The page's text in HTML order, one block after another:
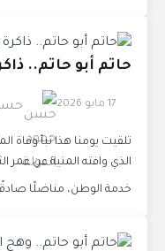
حاتم أبو حاتم..
17 مايو 2026
تلقيت يومنا هذا نبأ وفاة
الذي وافته المنية عن
خدمة الوطن، مناضلًا